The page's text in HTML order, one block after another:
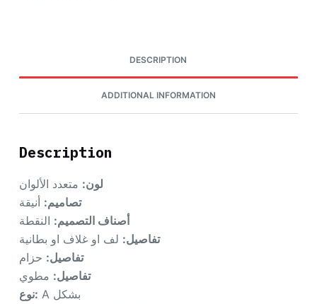
DESCRIPTION
ADDITIONAL INFORMATION
Description
لون: متعدد الألوان
تصاميم: أنيقة
أصناف التصميم: النقطة
تفاصيل: لف او غلاف او بطانية
تفاصيل: حزام
تفاصيل: مطوي
نوع:
A بشكل